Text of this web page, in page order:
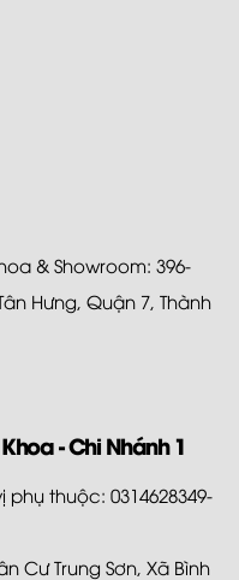
& Showroom: 396-
Hưng, Quận 7, Thành
- Chi Nhánh 1
thuộc: 0314628349-
Cư Trung Sơn, Xã Bình